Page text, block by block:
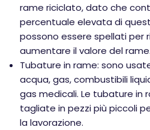
rame riciclato, dato che
percentuale elevata di
possono essere spellati per
aumentare il valore del rame.
Tubature in rame: sono
acqua, gas, combustibili
gas medicali. Le tubature in
tagliate in pezzi più piccoli
la lavorazione.